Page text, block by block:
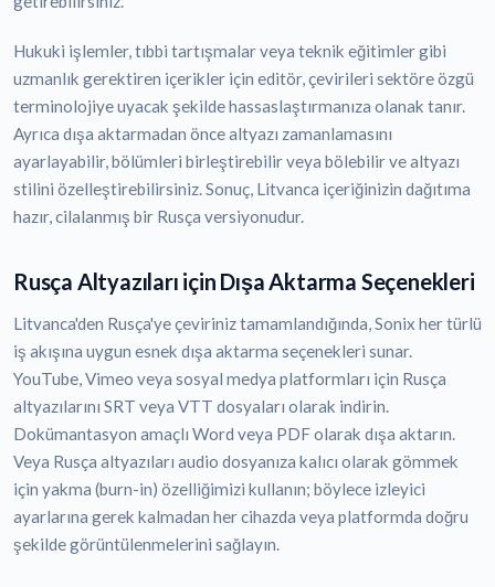
Hukuki işlemler, tıbbi tartışmalar veya teknik eğitimler gibi
uzmanlık gerektiren içerikler için editör, çevirileri sektöre özgü
terminolojiye uyacak şekilde hassaslaştırmanıza olanak tanır.
Ayrıca dışa aktarmadan önce altyazı zamanlamasını
ayarlayabilir, bölümleri birleştirebilir veya bölebilir ve altyazı
stilini özelleştirebilirsiniz. Sonuç, Litvanca içeriğinizin dağıtıma
hazır, cilalanmış bir Rusça versiyonudur.
Rusça Altyazıları için Dışa Aktarma Seçenekleri
Litvanca'den Rusça'ye çeviriniz tamamlandığında, Sonix her türlü
iş akışına uygun esnek dışa aktarma seçenekleri sunar.
YouTube, Vimeo veya sosyal medya platformları için Rusça
altyazılarını SRT veya VTT dosyaları olarak indirin.
Dokümantasyon amaçlı Word veya PDF olarak dışa aktarın.
Veya Rusça altyazıları audio dosyanıza kalıcı olarak gömmek
için yakma (burn-in) özelliğimizi kullanın; böylece izleyici
ayarlarına gerek kalmadan her cihazda veya platformda doğru
şekilde görüntülenmelerini sağlayın.